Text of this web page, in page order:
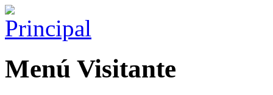
Menú Visitante